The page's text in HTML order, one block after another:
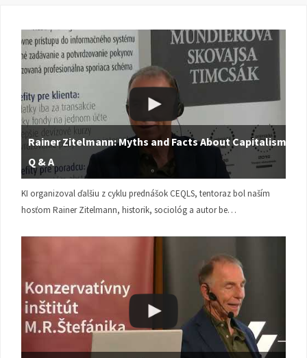
Rainer Zitelmann: Myths and Facts About Capitalism |
Q & A
KI organizoval ďalšiu z cyklu prednášok CEQLS, tentoraz bol naším
hosťom Rainer Zitelmann, historik, sociológ a autor be…